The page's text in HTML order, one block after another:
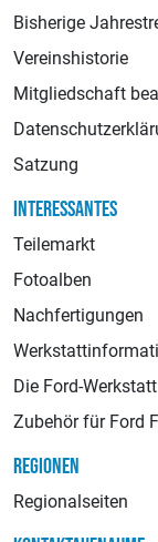
Bisherige
Vereinshistorie
Mitgliedschaft
Satzung
INTERESSANTES
Teilemarkt
Fotoalben
Nachfertigungen
Die Ford-
Zubehör für Ford
REGIONEN
Regionalseiten